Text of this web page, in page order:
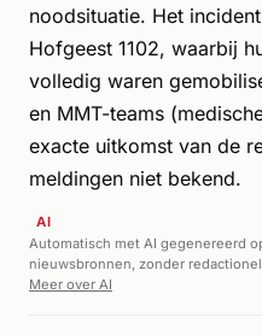
noodsituatie. Het
Hofgeest 1102, waarbij
volledig waren
en MMT-teams
exacte uitkomst van de
meldingen niet bekend.
AI
Automatisch met AI gegenereerd
nieuwsbronnen, zonder
Meer over AI